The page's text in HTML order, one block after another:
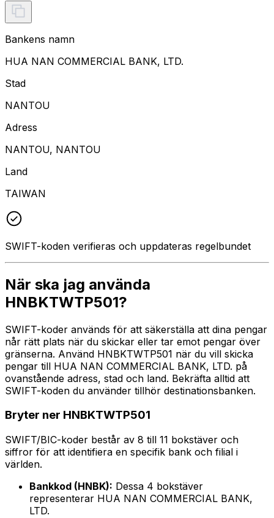
Bankens namn
HUA NAN COMMERCIAL BANK, LTD.
Stad
NANTOU
Adress
NANTOU, NANTOU
Land
TAIWAN
SWIFT-koden verifieras och uppdateras regelbundet
När ska jag använda
HNBKTWTP501?
SWIFT-koder används för att säkerställa att dina pengar
når rätt plats när du skickar eller tar emot pengar över
gränserna. Använd HNBKTWTP501 när du vill skicka
pengar till HUA NAN COMMERCIAL BANK, LTD. på
ovanstående adress, stad och land. Bekräfta alltid att
SWIFT-koden du använder tillhör destinationsbanken.
Bryter ner HNBKTWTP501
SWIFT/BIC-koder består av 8 till 11 bokstäver och
siffror för att identifiera en specifik bank och filial i
världen.
Bankkod (HNBK): Dessa 4 bokstäver
representerar HUA NAN COMMERCIAL BANK,
LTD.